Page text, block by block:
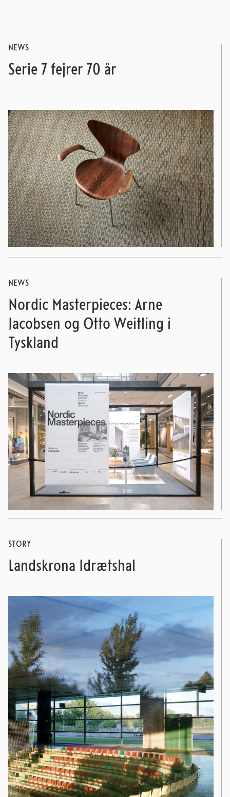
NEWS
Serie 7 fejrer 70 år
NEWS
Nordic Masterpieces: Arne
Jacobsen og Otto Weitling i
Tyskland
STORY
Landskrona Idrætshal